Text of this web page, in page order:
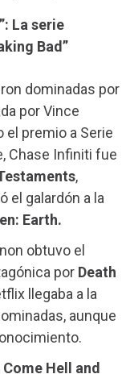
La serie
Bad”
dominadas por
por Vince
el premio a Serie
Chase Infiniti fue
,
el galardón a la
Earth.
obtuvo el
por Death
llegaba a la
aunque
Hell and